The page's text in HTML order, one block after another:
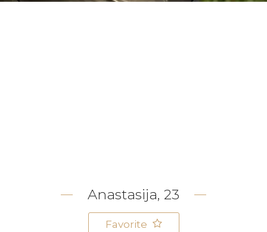
Anastasija, 23
Favorite